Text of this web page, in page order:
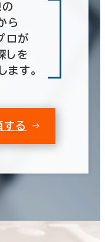
ら
ロが
しを
ます。
する